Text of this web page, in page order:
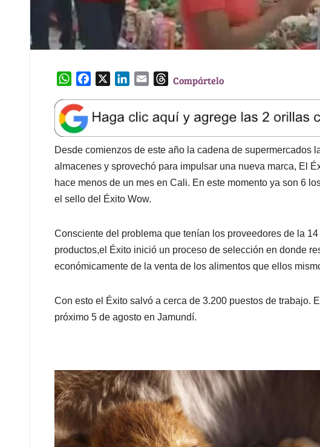
W
a
t
s
A
p
p
e
b
o
o
k
k
e
d
I
n
l
T
e
a
d
s
Compártelo
Desde comienzos de este año la cadena de supermercados
almacenes y sprovechó para impulsar una nueva marca, El
hace menos de un mes en Cali. En este momento ya son 6
el sello del Éxito Wow.
Consciente del problema que tenían los proveedores de la
productos,el Éxito inició un proceso de selección en donde
económicamente de la venta de los alimentos que ellos
Con esto el Éxito salvó a cerca de 3.200 puestos de trabajo.
próximo 5 de agosto en Jamundí.